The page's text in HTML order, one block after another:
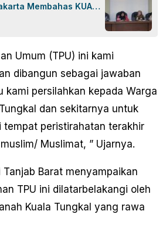
Membahas KUA
Umum (TPU) ini kami
dibangun sebagai jawaban
kami persilahkan kepada Warga
dan sekitarnya untuk
tempat peristirahatan terakhir
Muslimat, ” Ujarnya.
Barat menyampaikan
TPU ini dilatarbelakangi oleh
Kuala Tungkal yang rawa